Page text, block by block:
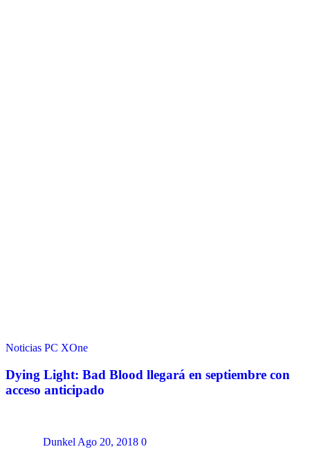
Noticias PC XOne
Dying Light: Bad Blood llegará en septiembre con
acceso anticipado
Dunkel Ago 20, 2018 0